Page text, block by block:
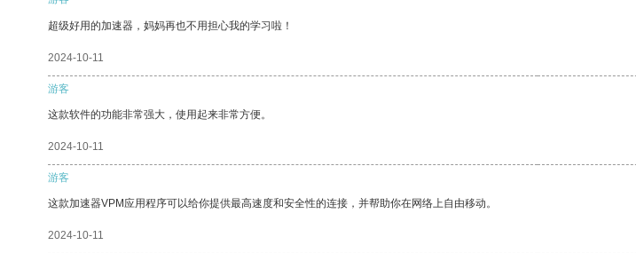
超级好用的加速器，妈妈再也不用担心我的学习啦！
2024-10-11
游客
这款软件的功能非常强大，使用起来非常方便。
2024-10-11
游客
这款加速器VPM应用程序可以给你提供最高速度和安全性的连接，并帮助你在网络上自由移动。
2024-10-11